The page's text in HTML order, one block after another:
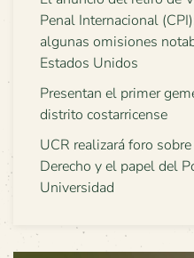
Penal Internacional
algunas omisiones
Estados Unidos
Presentan el primer
distrito costarricense
UCR realizará foro
Derecho y el papel del
Universidad